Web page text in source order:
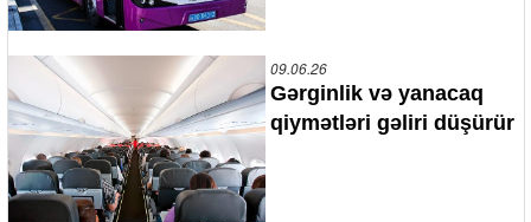
09.06.26
Gərginlik və yanacaq
qiymətləri gəliri düşürür